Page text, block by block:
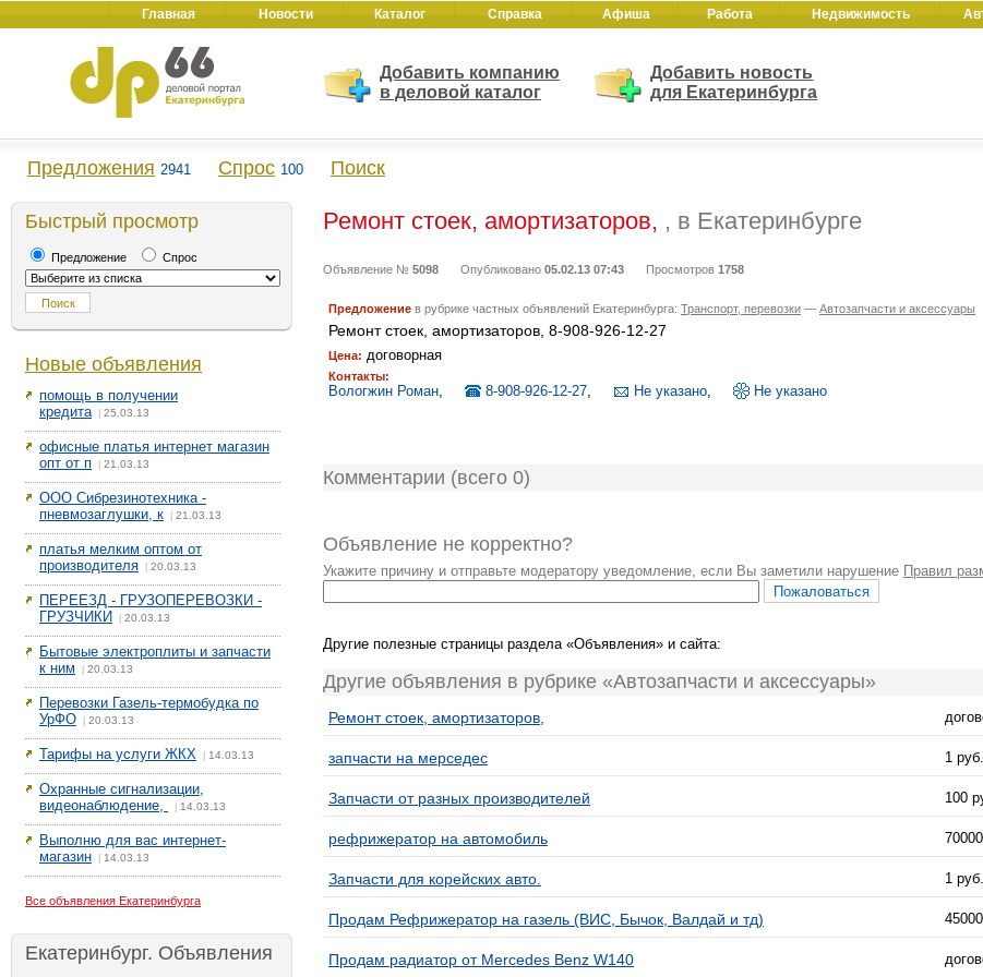
Главная Новости Каталог Справка Афиша Работа Недвижимость
Добавить компанию
в деловой каталог
Добавить новость
для Екатеринбурга
Предложения 2941 Спрос 100 Поиск
Быстрый просмотр
Предложение Спрос
Новые объявления
помощь в получении
кредита| 25.03.13
офисные платья интернет магазин
опт от п
21.03.13
ООО Сибрезинотехника -
пневмозаглушки, к
21.03.13
платья мелким оптом от
производителя
20.03.13
ПЕРЕЕЗД - ГРУЗОПЕРЕВОЗКИ -
ГРУЗЧИКИ
20.03.13
Бытовые электроплиты и запчасти
к ним
20.03.13
Перевозки Газель-термобудка по
УрФО
20.03.13
Тарифы на услуги ЖКХ 14.03.13
Охранные сигнализации,
видеонаблюдение,
14.03.13
Выполню для вас интернет-
магазин
14.03.13
Все объявления Екатеринбурга
Екатеринбург. Объявления
Ремонт стоек, амортизаторов, , в Екатеринбурге
Объявление № 5098 Опубликовано 05.02.13 07:43 Просмотров 1758
Предложение в рубрике частных объявлений Екатеринбурга: Транспорт, перевозки — Автозапчасти и аксессуары
Ремонт стоек, амортизаторов, 8-908-926-12-27
Цена: договорная
Контакты:
Вологжин Роман, 8-908-926-12-27, Не указано, Не указано
Комментарии (всего 0)
Объявление не корректно?
Укажите причину и отправьте модератору уведомление, если Вы заметили нарушение Правил
Другие полезные страницы раздела «Объявления» и сайта:
Другие объявления в рубрике «Автозапчасти и аксессуары»
Ремонт стоек, амортизаторов,
запчасти на мерседес 1 руб.
Запчасти от разных производителей 100
рефрижератор на автомобиль
Запчасти для корейских авто. 1 руб.
Продам Рефрижератор на газель (ВИС, Бычок, Валдай и тд)
Продам радиатор от Mercedes Benz W140